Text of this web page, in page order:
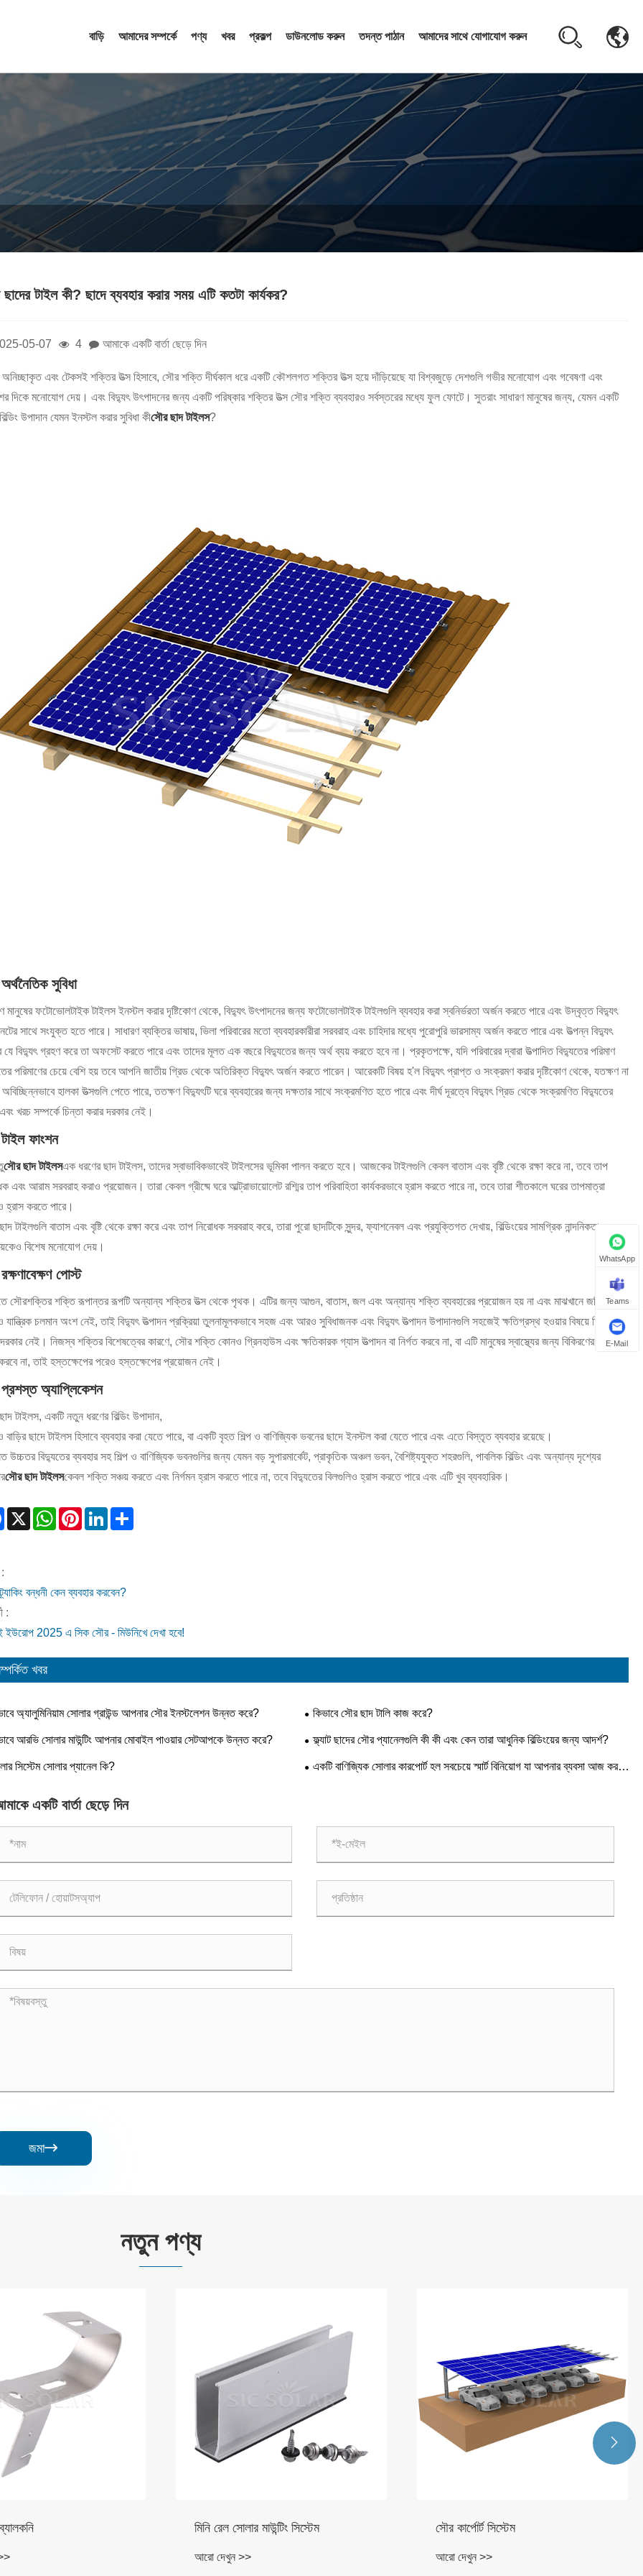
বাড়ি আমাদের সম্পর্কে পণ্য খবর প্রকল্প ডাউনলোড করুন তদন্ত পাঠান আমাদের সাথে যোগাযোগ করুন
টাইল কী? ছাদে ব্যবহার করার সময় এটি কতটা কার্যকর?
05-07 4 আমাকে একটি বার্তা ছেড়ে দিন
এবং টেকসই শক্তির উত্স হিসাবে, সৌর শক্তি দীর্ঘকাল ধরে একটি কৌশলগত শক্তির উত্স হয়ে দাঁড়িয়েছে যা বিশ্বজুড়ে দেশগুলি গভীর মনোযোগ এবং গবেষণা এবং
দিকে মনোযোগ দেয়। এবং বিদ্যুৎ উৎপাদনের জন্য একটি পরিষ্কার শক্তির উত্স সৌর শক্তি ব্যবহারও সর্বস্তরের মধ্যে ফুল ফোটে। সুতরাং সাধারণ মানুষের জন্য, যেমন একটি
উপাদান যেমন ইনস্টল করার সুবিধা কীসৌর ছাদ টাইলস?
সুবিধা
মানুষের ফটোভোলটাইক টাইলস ইনস্টল করার দৃষ্টিকোণ থেকে, বিদ্যুৎ উৎপাদনের জন্য ফটোভোলটাইক টাইলগুলি ব্যবহার করা স্বনির্ভরতা অর্জন করতে পারে এবং উদ্বৃত্ত বিদ্যুৎ
সাথে সংযুক্ত হতে পারে। সাধারণ ব্যক্তির ভাষায়, ভিলা পরিবারের মতো ব্যবহারকারীরা সরবরাহ এবং চাহিদার মধ্যে পুরোপুরি ভারসাম্য অর্জন করতে পারে এবং উত্পন্ন বিদ্যুৎ
যে বিদ্যুৎ গ্রহণ করে তা অফসেট করতে পারে এবং তাদের মূলত এক বছরে বিদ্যুতের জন্য অর্থ ব্যয় করতে হবে না। প্রকৃতপক্ষে, যদি পরিবারের দ্বারা উত্পাদিত বিদ্যুতের পরিমাণ
পরিমাণের চেয়ে বেশি হয় তবে আপনি জাতীয় গ্রিড থেকে অতিরিক্ত বিদ্যুৎ অর্জন করতে পারেন। আরেকটি বিষয় হ'ল বিদ্যুৎ প্রাপ্ত ও সংক্রমণ করার দৃষ্টিকোণ থেকে, যতক্ষণ না
অবিচ্ছিন্নভাবে হালকা উত্সগুলি পেতে পারে, ততক্ষণ বিদ্যুৎটি ঘরে ব্যবহারের জন্য দক্ষতার সাথে সংক্রমণিত হতে পারে এবং দীর্ঘ দূরত্বে বিদ্যুৎ গ্রিড থেকে সংক্রমণিত বিদ্যুতের
খরচ সম্পর্কে চিন্তা করার দরকার নেই।
ফাংশন
সৌর ছাদ টাইলসএক ধরণের ছাদ টাইলস, তাদের স্বাভাবিকভাবেই টাইলসের ভূমিকা পালন করতে হবে। আজকের টাইলগুলি কেবল বাতাস এবং বৃষ্টি থেকে রক্ষা করে না, তবে তাপ
এবং আরাম সরবরাহ করাও প্রয়োজন। তারা কেবল গ্রীষ্মে ঘরে আল্ট্রাভায়োলেট রশ্মির তাপ পরিবাহিতা কার্যকরভাবে হ্রাস করতে পারে না, তবে তারা শীতকালে ঘরের তাপমাত্রা
হ্রাস করতে পারে।
টাইলগুলি বাতাস এবং বৃষ্টি থেকে রক্ষা করে এবং তাপ নিরোধক সরবরাহ করে, তারা পুরো ছাদটিকে সুন্দর, ফ্যাশনেবল এবং প্রযুক্তিগত দেখায়, বিল্ডিংয়ের সামগ্রিক নান্দনিকতা এবং
বিশেষ মনোযোগ দেয়।
পোস্ট
সৌরশক্তির শক্তি রূপান্তর রূপটি অন্যান্য শক্তির উত্স থেকে পৃথক। এটির জন্য আগুন, বাতাস, জল এবং অন্যান্য শক্তি ব্যবহারের প্রয়োজন হয় না এবং মাঝখানে জড়িত
চলমান অংশ নেই, তাই বিদ্যুৎ উত্পাদন প্রক্রিয়া তুলনামূলকভাবে সহজ এবং আরও সুবিধাজনক এবং বিদ্যুৎ উত্পাদন উপাদানগুলি সহজেই ক্ষতিগ্রস্থ হওয়ার বিষয়ে চিন্তা
নেই। নিজস্ব শক্তির বিশেষত্বের কারণে, সৌর শক্তি কোনও গ্রিনহাউস এবং ক্ষতিকারক গ্যাস উত্পাদন বা নির্গত করবে না, বা এটি মানুষের স্বাস্থ্যের জন্য বিকিরণের ঝুঁকি
না, তাই হস্তক্ষেপের পরেও হস্তক্ষেপের প্রয়োজন নেই।
অ্যাপ্লিকেশন
টাইলস, একটি নতুন ধরণের বিল্ডিং উপাদান,
ছাদে টাইলস হিসাবে ব্যবহার করা যেতে পারে, বা একটি বৃহত শিল্প ও বাণিজ্যিক ভবনের ছাদে ইনস্টল করা যেতে পারে এবং এতে বিস্তৃত ব্যবহার রয়েছে।
উচ্চতর বিদ্যুতের ব্যবহার সহ শিল্প ও বাণিজ্যিক ভবনগুলির জন্য যেমন বড় সুপারমার্কেট, প্রাকৃতিক অঞ্চল ভবন, বৈশিষ্ট্যযুক্ত শহরগুলি, পাবলিক বিল্ডিং এবং অন্যান্য দৃশ্যের
সৌর ছাদ টাইলসকেবল শক্তি সঞ্চয় করতে এবং নির্গমন হ্রাস করতে পারে না, তবে বিদ্যুতের বিলগুলিও হ্রাস করতে পারে এবং এটি খুব ব্যবহারিক।
Facebook
X WhatsAppPinterestLinkedIn
বন্ধনী কেন ব্যবহার করবেন?
:
ই ইউরোপ 2025 এ সিক সৌর - মিউনিখে দেখা হবে!
খবর
অ্যালুমিনিয়াম সোলার গ্রাউন্ড আপনার সৌর ইনস্টলেশন উন্নত করে? কিভাবে সৌর ছাদ টালি কাজ করে?
আরভি সোলার মাউন্টিং আপনার মোবাইল পাওয়ার সেটআপকে উন্নত করে? ফ্ল্যাট ছাদের সৌর প্যানেলগুলি কী কী এবং কেন তারা আধুনিক বিল্ডিংয়ের জন্য আদর্শ?
সিস্টেম সোলার প্যানেল কি?
একটি বাণিজ্যিক সোলার কারপোর্ট হল সবচেয়ে স্মার্ট বিনিয়োগ যা আপনার ব্যবসা আজ করতে
একটি বার্তা ছেড়ে দিন
জমা
নতুন পণ্য
মিনি রেল সোলার মাউন্টিং সিস্টেম
আরো দেখুন >>
সৌর কার্পোর্ট সিস্টেম
আরো দেখুন >>

WhatsApp
Teams
E-Mail